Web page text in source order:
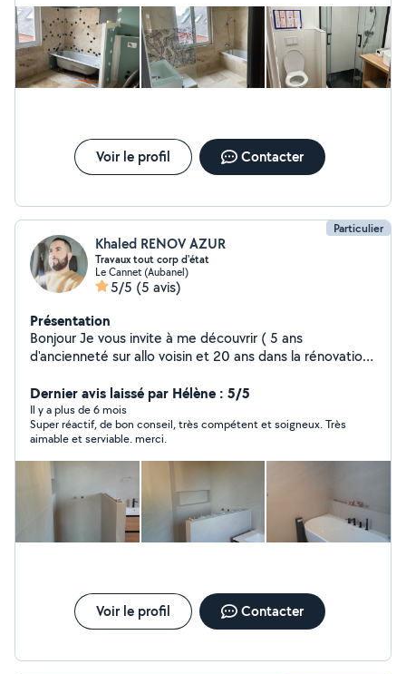
rénovation de salles de bain et cuisines
Remplacement de chauffe-eau . Création et
mise aux normes de réseaux (PER, cuivre, multicouche)
Pourquoi faire appel à mes services ? Artisan
qualifié et déclaré Intervention rapide Travail soigné
Voir le profil Contacter
Particulier
Khaled RENOV AZUR
Travaux tout corp d'état
Le Cannet (Aubanel)
5/5 (5 avis)
Présentation
Bonjour Je vous invite à me découvrir ( 5 ans
d'ancienneté sur allo voisin et 20 ans dans la rénovation)
mes travaux https://azurrenov006-ux.github.io/AZUR-
RENOVATION-/ Avec plaisir de vous aidez à réaliser vos
projet et vos rêves de A à Z De la maçonnerie vers la
finition - TRAVAUX DE CARRELAGE - TRAVAUX DES
CLOISON ( bA13....aglo....) -TRAVAUX DE PLOMBERIE ET
INSTALLATION DES SDB. -TRAVAUX d'électricité.
_TRAVAUX D'ENDUIT INTERIEUR ET EXTERIEUR . -
TRAVAUX D'ETANCHEITE . -TRAVAUX DE PEINTURE ET
FINITION . A bientôt
Dernier avis laissé par Hélène : 5/5
Il y a plus de 6 mois
Super réactif, de bon conseil, très compétent et soigneux. Très
aimable et serviable. merci.
Voir le profil Contacter